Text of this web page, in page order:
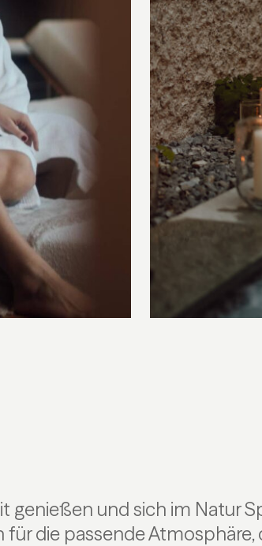
genießen und sich im Natur
für die passende Atmosphäre,